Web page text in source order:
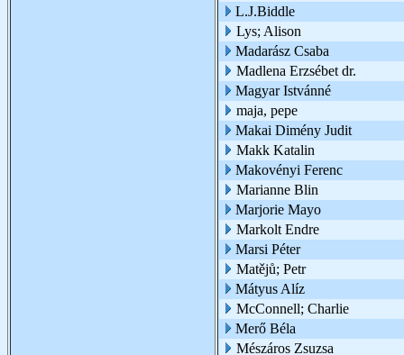
L.J.Biddle
Lys; Alison
Madarász Csaba
Madlena Erzsébet dr.
Magyar Istvánné
maja, pepe
Makai Dimény Judit
Makk Katalin
Makovényi Ferenc
Marianne Blin
Marjorie Mayo
Markolt Endre
Marsi Péter
Matějů; Petr
Mátyus Alíz
McConnell; Charlie
Merő Béla
Mészáros Zsuzsa